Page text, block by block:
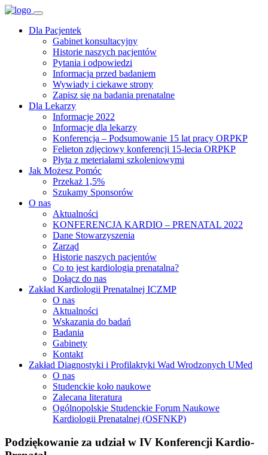
Dla Pacjentek
Gabinet konsultacyjny
Historie naszych pacjentów
Pytania i odpowiedzi
Informacja przed badaniem
Wywiady i ciekawe strony
Zapisz się na badania prenatalne
Dla Lekarzy
Informacje 2022
Informacje dla lekarzy
Konferencja – Podsumowanie 15 lat pracy ORPKP
Felieton zdjęciowy konferencji 15-lecia ORPKP
Płyta z meteriałami szkoleniowymi
Jak Możesz Pomóc
Przekaż 1,5%
Szukamy Sponsorów
O nas
Aktualności
KONFERENCJA KARDIO – PRENATAL 2022
Dane Stowarzyszenia
Zarząd
Historie naszych pacjentów
Co to jest kardiologia prenatalna?
Dołącz do nas
Zakład Kardiologii Prenatalnej ICZMP
O nas
Aktualności
Wskazania do badań
Badania
Gabinety
Kontakt
Zakład Diagnostyki i Profilaktyki Wad Wrodzonych UMed
O nas
Studenckie koło naukowe
Zalecana literatura
Ogólnopolskie Studenckie Forum Naukowe
Kardiologii Prenatalnej (OSFNKP)
Podziękowanie za udział w IV Konferencji Kardio-